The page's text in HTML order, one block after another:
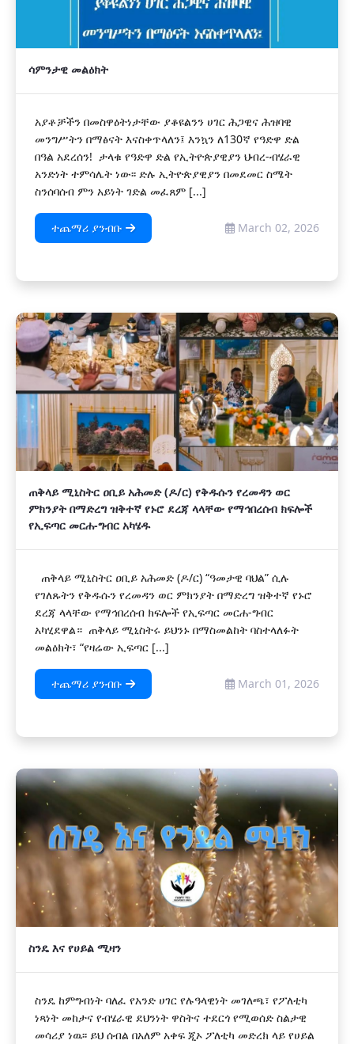
ሳምንታዊ መልዕክት
አያቶቻችን በመስዋዕትነታቸው ያቆዩልንን ሀገር ሕጋዊና ሕዝባዊ
መንግሥትን በማፅናት እናስቀጥላለን፤ እንኳን ለ130ኛ የዓድዋ ድል
በዓል አደረሰን! ታላቁ የዓድዋ ድል የኢትዮጵያዊያን ህብረ-ብሄራዊ
አንድነት ተምሳሌት ነው፡፡ ድሉ ኢትዮጵያዊያን በመደመር ስሜት
ስንሰባሰብ ምን አይነት ገድል መፈጸም [...]
ተጨማሪ ያንብቡ March 02, 2026
ጠቅላይ ሚኒስትር ዐቢይ አሕመድ (ዶ/ር) የቅዱሱን የረመዳን ወር
ምክንያት በማድረግ ዝቅተኛ የኑሮ ደረጃ ላላቸው የማኅበረሰብ ክፍሎች
የኢፍጣር መርሐ-ግብር አካሄዱ
ጠቅላይ ሚኒስትር ዐቢይ አሕመድ (ዶ/ር) “ዓመታዊ ባህል” ሲሉ
የገለጹትን የቅዱሱን የረመዳን ወር ምክንያት በማድረግ ዝቅተኛ የኑሮ
ደረጃ ላላቸው የማኅበረሰብ ክፍሎች የኢፍጣር መርሐ-ግብር
አካሂደዋል። ጠቅላይ ሚኒስትሩ ይህንኑ በማስመልከት ባስተላለፉት
መልዕክት፣ “የዛሬው ኢፍጣር [...]
ተጨማሪ ያንብቡ March 01, 2026
ስንዴ እና የሀይል ሚዛን
ስንዴ ከምግብነት ባለፈ የአንድ ሀገር የሉዓላዊነት መገለጫ፣ የፖለቲካ
ነጻነት መከታና የብሄራዊ ደህንነት ዋስትና ተደርጎ የሚወሰድ ስልታዊ
መሳሪያ ነዉ፡፡ ይህ ሰብል በአለም አቀፍ ጂኦ ፖለቲካ መድረክ ላይ የሀይል